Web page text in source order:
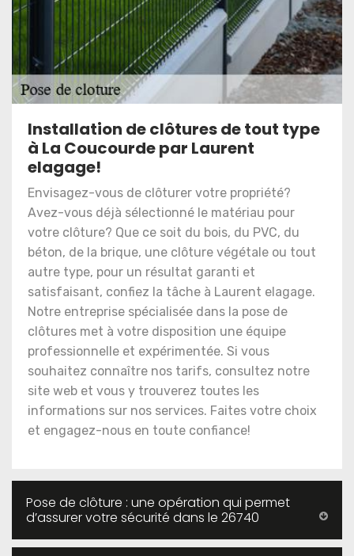
Installation de clôtures de tout type
à La Coucourde par Laurent
elagage!
Envisagez-vous de clôturer votre propriété?
Avez-vous déjà sélectionné le matériau pour
votre clôture? Que ce soit du bois, du PVC, du
béton, de la brique, une clôture végétale ou tout
autre type, pour un résultat garanti et
satisfaisant, confiez la tâche à Laurent elagage.
Notre entreprise spécialisée dans la pose de
clôtures met à votre disposition une équipe
professionnelle et expérimentée. Si vous
souhaitez connaître nos tarifs, consultez notre
site web et vous y trouverez toutes les
informations sur nos services. Faites votre choix
et engagez-nous en toute confiance!
Pose de clôture : une opération qui permet
d’assurer votre sécurité dans le 26740